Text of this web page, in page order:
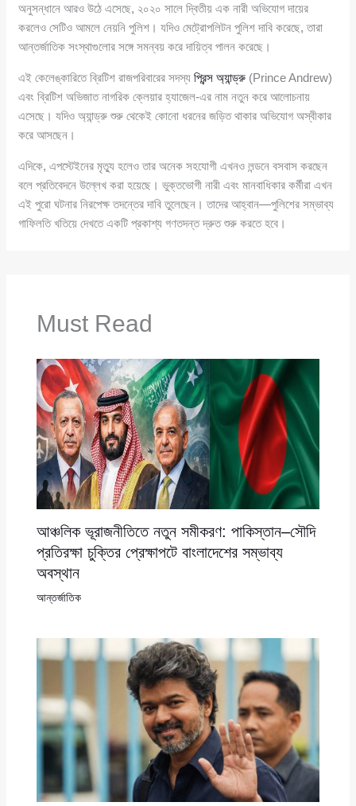
অনুসন্ধানে আরও উঠে এসেছে, ২০২০ সালে দ্বিতীয় এক নারী অভিযোগ দায়ের
করলেও সেটিও আমলে নেয়নি পুলিশ। যদিও মেট্রোপলিটন পুলিশ দাবি করেছে, তারা
আন্তর্জাতিক সংস্থাগুলোর সঙ্গে সমন্বয় করে দায়িত্ব পালন করেছে।
এই কেলেঙ্কারিতে ব্রিটিশ রাজপরিবারের সদস্যপ্রিন্স অ্যান্ড্রু (Prince Andrew)
এবং ব্রিটিশ অভিজাত নাগরিক ক্লেয়ার হ্যাজেল-এর নাম নতুন করে আলোচনায়
এসেছে। যদিও অ্যান্ড্রু শুরু থেকেই কোনো ধরনের জড়িত থাকার অভিযোগ অস্বীকার
করে আসছেন।
এদিকে, এপস্টেইনের মৃত্যু হলেও তার অনেক সহযোগী এখনও লন্ডনে বসবাস করছেন
বলে প্রতিবেদনে উল্লেখ করা হয়েছে। ভুক্তভোগী নারী এবং মানবাধিকার কর্মীরা এখন
এই পুরো ঘটনার নিরপেক্ষ তদন্তের দাবি তুলেছেন। তাদের আহ্বান—পুলিশের সম্ভাব্য
গাফিলতি খতিয়ে দেখতে একটি প্রকাশ্য গণতদন্ত দ্রুত শুরু করতে হবে।
Must Read
আঞ্চলিক ভূরাজনীতিতে নতুন সমীকরণ: পাকিস্তান–সৌদি
প্রতিরক্ষা চুক্তির প্রেক্ষাপটে বাংলাদেশের সম্ভাব্য
অবস্থান
আন্তর্জাতিক